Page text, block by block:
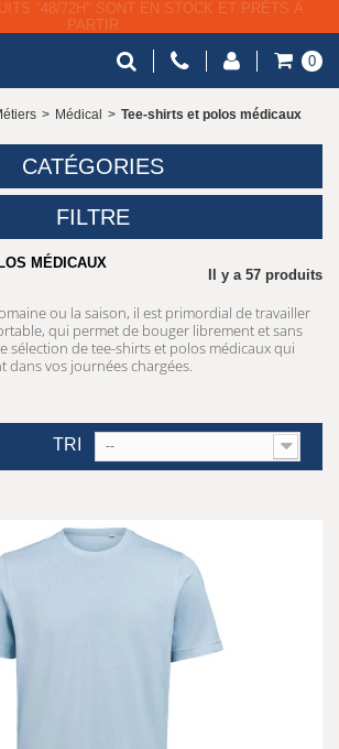
GRATUITE À PARTIR DE 79€ HT
0
> Médical > Tee-shirts et polos médicaux
CATÉGORIES
FILTRE
MÉDICAUX
Il y a 57 produits
ou la saison, il est primordial de travailler
qui permet de bouger librement et sans
sélection de tee-shirts et polos médicaux qui
dans vos journées chargées.
TRI --